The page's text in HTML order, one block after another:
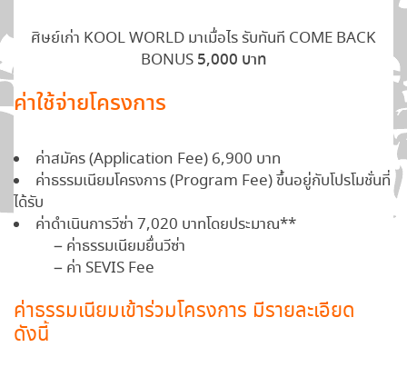
ศิษย์เก่า KOOL WORLD มาเมื่อไร รับทันที COME BACK
BONUS 5,000 บาท
ค่าใช้จ่ายโครงการ
ค่าสมัคร (Application Fee) 6,900 บาท
ค่าธรรมเนียมโครงการ (Program Fee) ขึ้นอยู่กับโปรโมชั่นที่
ได้รับ
ค่าดำเนินการวีซ่า 7,020 บาทโดยประมาณ**
– ค่าธรรมเนียมยื่นวีซ่า
– ค่า SEVIS Fee
ค่าธรรมเนียมเข้าร่วมโครงการ มีรายละเอียด
ดังนี้